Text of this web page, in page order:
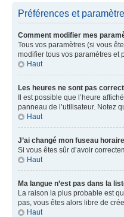
Préférences et
Comment modifier mes
Tous vos paramètres (si vous
modifier tous vos paramètres et
Haut
Les heures ne sont pas
Il est possible que l’heure
panneau de l’utilisateur. Notez
Haut
J’ai changé mon fuseau
Si vous êtes sûr d’avoir
Haut
Ma langue n’est pas dans la
La raison la plus probable est
pas, vous êtes alors libre de
Haut